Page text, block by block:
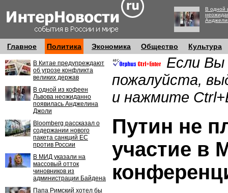
В одной
Главное Политика Экономика Общество Культура
В Китае предупреждают
об угрозе конфликта
великих держав
В одной из кофеен
Львова неожиданно
появилась Анджелина
Джоли
Bloomberg рассказал о
содержании нового
пакета санкций ЕС
против России
В МИД указали на
массовый отток
чиновников из
администрации Байдена
Папа Римский хотел бы
Если Вы
пожалуйста,
и нажмите
Путин не
участие в